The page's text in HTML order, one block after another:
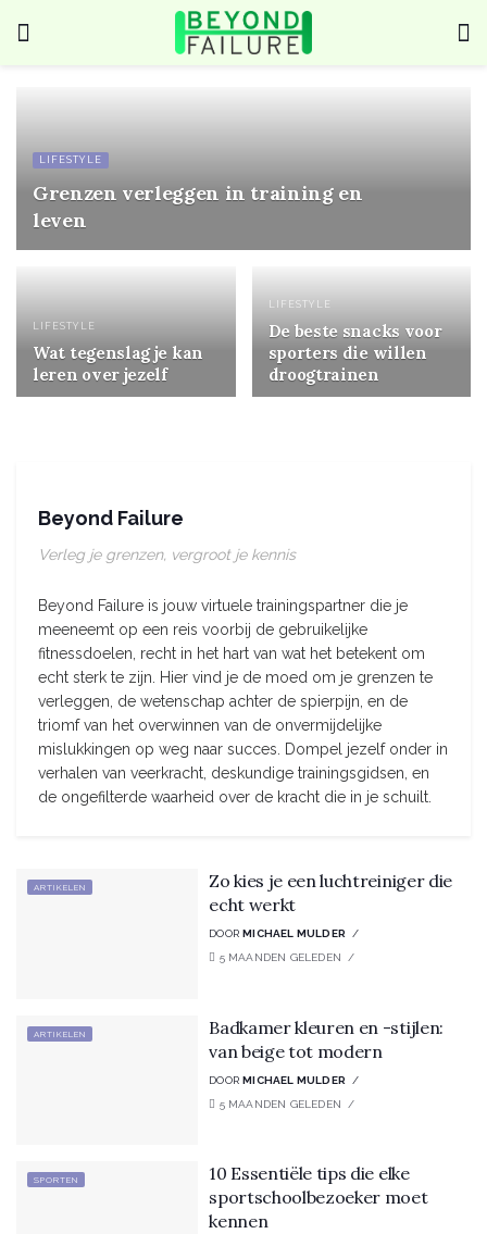
LIFESTYLE
Grenzen verleggen in training en
leven
LIFESTYLE
Wat tegenslag je kan
leren over jezelf
LIFESTYLE
De beste snacks voor
sporters die willen
droogtrainen
Beyond Failure
Verleg je grenzen, vergroot je kennis
Beyond Failure is jouw virtuele trainingspartner die je
meeneemt op een reis voorbij de gebruikelijke
fitnessdoelen, recht in het hart van wat het betekent om
echt sterk te zijn. Hier vind je de moed om je grenzen te
verleggen, de wetenschap achter de spierpijn, en de
triomf van het overwinnen van de onvermijdelijke
mislukkingen op weg naar succes. Dompel jezelf onder in
verhalen van veerkracht, deskundige trainingsgidsen, en
de ongefilterde waarheid over de kracht die in je schuilt.
ARTIKELEN
Zo kies je een luchtreiniger die
echt werkt
DOOR MICHAEL MULDER
5 MAANDEN GELEDEN
ARTIKELEN
Badkamer kleuren en -stijlen:
van beige tot modern
DOOR MICHAEL MULDER
5 MAANDEN GELEDEN
SPORTEN
10 Essentiële tips die elke
sportschoolbezoeker moet
kennen